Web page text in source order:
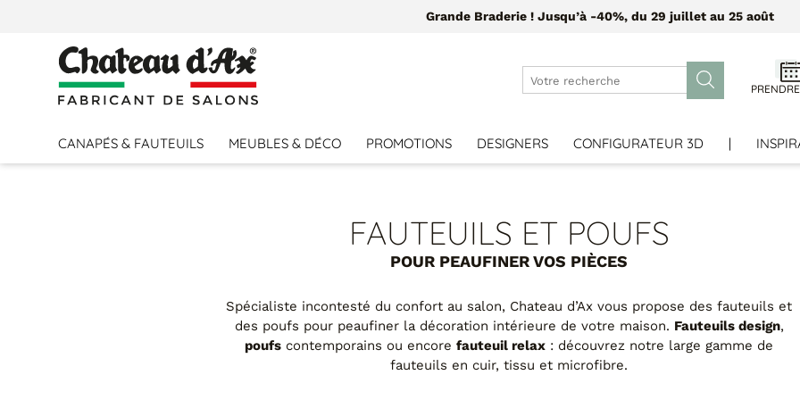
Grande Braderie ! Jusqu’à -40%, du 29 juillet au 25 août
CANAPÉS & FAUTEUILS MEUBLES & DÉCO PROMOTIONS DESIGNERS CONFIGURATEUR 3D |
FAUTEUILS ET POUFS
POUR PEAUFINER VOS PIÈCES
Spécialiste incontesté du confort au salon, Chateau d’Ax vous propose des fauteuils et
des poufs pour peaufiner la décoration intérieure de votre maison. Fauteuils design,
poufs contemporains ou encore fauteuil relax : découvrez notre large gamme de
fauteuils en cuir, tissu et microfibre.